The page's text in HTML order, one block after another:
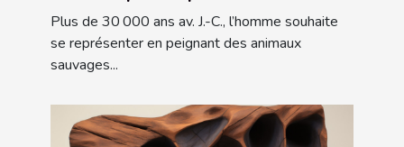
Plus de 30 000 ans av. J.-C., l’homme souhaite
se représenter en peignant des animaux
sauvages...